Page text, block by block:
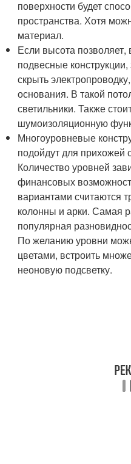
поверхности будет
пространства. Хотя
материал.
Если высота
подвесные
скрыть
основания. В такой
светильники. Также
шумоизоляционную
Многоуровневые
подойдут для прихожей
Количество уровней
финансовых
вариантами считаются
колонны и арки. Самая
популярная
По желанию уровни
цветами, встроить
неоновую подсветку.